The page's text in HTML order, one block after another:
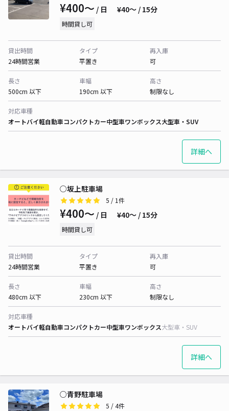
¥400〜 / 日 ¥40〜 / 15分
時間貸し可
貸出時間
24時間営業
タイプ
平置き
再入庫
可
長さ
500cm 以下
車幅
190cm 以下
高さ
制限なし
対応車種
オートバイ軽自動車コンパクトカー中型車ワンボックス大型車・SUV
詳細へ
○坂上駐車場
5 / 1件
¥400〜 / 日 ¥40〜 / 15分
時間貸し可
貸出時間
24時間営業
タイプ
平置き
再入庫
可
長さ
480cm 以下
車幅
230cm 以下
高さ
制限なし
対応車種
オートバイ軽自動車コンパクトカー中型車ワンボックス大型車・SUV
詳細へ
○青野駐車場
5 / 4件